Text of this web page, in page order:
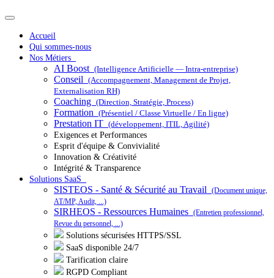
Accueil
Qui sommes-nous
Nos Métiers
AI Boost (Intelligence Artificielle — Intra-entreprise)
Conseil (Accompagnement, Management de Projet,
Externalisation RH)
Coaching (Direction, Stratégie, Process)
Formation (Présentiel / Classe Virtuelle / En ligne)
Prestation IT (développement, ITIL, Agilité)
Exigences et Performances
Esprit d'équipe & Convivialité
Innovation & Créativité
Intégrité & Transparence
Solutions SaaS
SISTEOS - Santé & Sécurité au Travail
(Document unique,
AT/MP, Audit, ...)
SIRHEOS - Ressources Humaines (Entretien professionnel,
Revue du personnel, ...)
Solutions sécurisées HTTPS/SSL
SaaS disponible 24/7
Tarification claire
RGPD Compliant